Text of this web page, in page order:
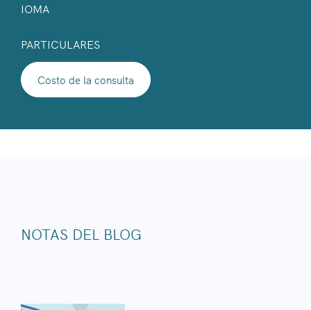
IOMA
PARTICULARES
Costo de la consulta
NOTAS DEL BLOG